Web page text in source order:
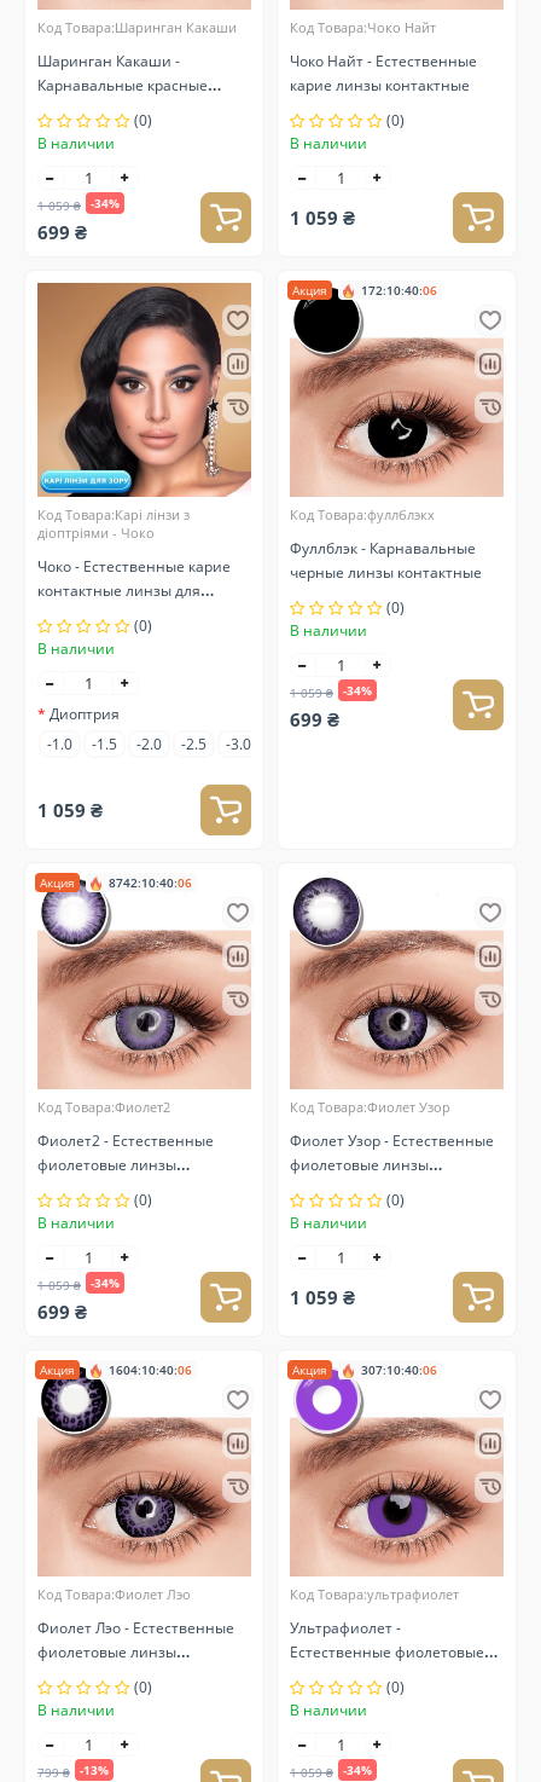
Код Товара:Шаринган Какаши
Шаринган Какаши -
Карнавальные красные
линзы контактные
(0)
В наличии
1 059 ₴ -34%
699 ₴
Код Товара:Чоко Найт
Чоко Найт - Естественные
карие линзы контактные
(0)
В наличии
1 059 ₴
Код Товара:Карі лінзи з
діоптріями - Чоко
Чоко - Естественные карие
контактные линзы для
зрения
(0)
В наличии
Диоптрия
-1.0
-1.5 -2.0 -2.5 -3.0
1 059 ₴
Акция 172:10:40:05
Код Товара:фуллблэкx
Фуллблэк - Карнавальные
черные линзы контактные
(0)
В наличии
1 059 ₴ -34%
699 ₴
Акция 8742:10:40:05
Код Товара:Фиолет2
Фиолет2 - Естественные
фиолетовые линзы
контактные
(0)
В наличии
1 059 ₴ -34%
699 ₴
Код Товара:Фиолет Узор
Фиолет Узор - Естественные
фиолетовые линзы
контактные
(0)
В наличии
1 059 ₴
Акция 1604:10:40:05
Код Товара:Фиолет Лэо
Фиолет Лэо - Естественные
фиолетовые линзы
контактные
(0)
В наличии
799 ₴ -13%
Акция 307:10:40:05
Код Товара:ультрафиолет
Ультрафиолет -
Естественные фиолетовые
линзы контактные
(0)
В наличии
1 059 ₴ -34%